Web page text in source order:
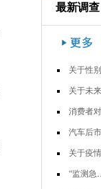
最新调查
关于性别歧视语的调查
关于未来可移动装配式度假小屋的市…
消费者对常用卫生防护用品使用和认…
汽车后市场消费行为调查-副本
关于疫情下宅经济的调查问卷
“监测急救背心&rd…